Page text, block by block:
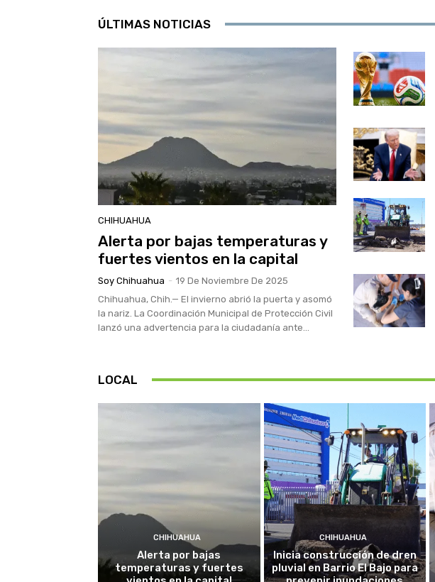
ÚLTIMAS NOTICIAS
CHIHUAHUA
Alerta por bajas temperaturas y
fuertes vientos en la capital
Soy Chihuahua - 19 De Noviembre De 2025
Chihuahua, Chih.— El invierno abrió la puerta y asomó
la nariz. La Coordinación Municipal de Protección Civil
lanzó una advertencia para la ciudadanía ante...
LOCAL
CHIHUAHUA
Alerta por bajas
temperaturas y fuertes
CHIHUAHUA
Inicia construcción de dren
pluvial en Barrio El Bajo para